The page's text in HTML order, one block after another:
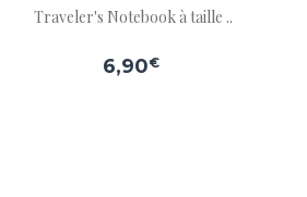
Traveler's Notebook à taille ..
6,90€